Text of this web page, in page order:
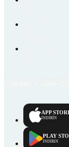
APP
İNDİRİN
PLAY
İNDİRİN